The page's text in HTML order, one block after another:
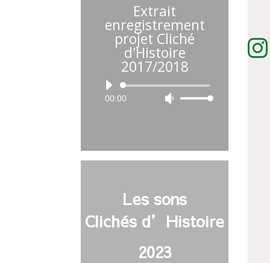
Extrait
enregistrement
projet Cliché
d'Histoire
2017/2018
Lecteur
audio
00:00
Utilisez
pour
diminuer
volume.
Les sons
Clichés d’Histoire
2023
